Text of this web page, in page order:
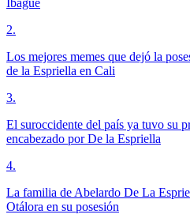
2.
Los mejores memes que dejó la
de la Espriella en Cali
3.
El suroccidente del país ya tuvo su
encabezado por De la Espriella
4.
La familia de Abelardo De La
Otálora en su posesión